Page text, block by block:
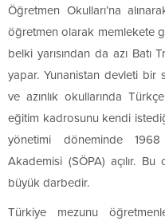
Öğretmen Okulları’na
öğretmen olarak memlekete
belki yarısından da azı Batı
yapar. Yunanistan devleti bir
ve azınlık okullarında
eğitim kadrosunu kendi
yönetimi döneminde
Akademisi (SÖPA) açılır.
büyük darbedir.
Türkiye mezunu